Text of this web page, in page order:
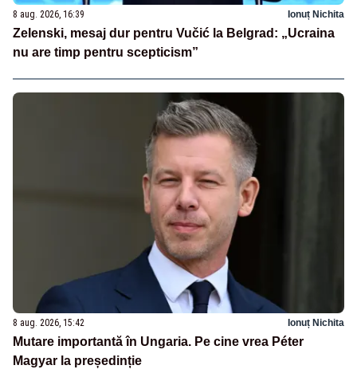
8 aug. 2026, 16:39 Ionuț Nichita
Zelenski, mesaj dur pentru Vučić la Belgrad: „Ucraina
nu are timp pentru scepticism”
8 aug. 2026, 15:42 Ionuț Nichita
Mutare importantă în Ungaria. Pe cine vrea Péter
Magyar la președinție